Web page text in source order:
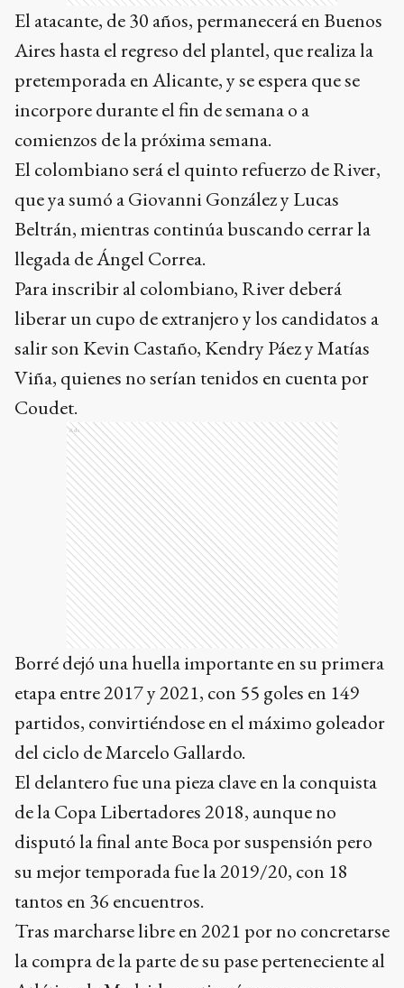
incorpore durante el fin de semana o a
comienzos de la próxima semana.
El colombiano será el quinto refuerzo de River,
que ya sumó a Giovanni González y Lucas
Beltrán, mientras continúa buscando cerrar la
llegada de Ángel Correa.
Para inscribir al colombiano, River deberá
liberar un cupo de extranjero y los candidatos a
salir son Kevin Castaño, Kendry Páez y Matías
Viña, quienes no serían tenidos en cuenta por
Coudet.
Borré dejó una huella importante en su primera
etapa entre 2017 y 2021, con 55 goles en 149
partidos, convirtiéndose en el máximo goleador
del ciclo de Marcelo Gallardo.
El delantero fue una pieza clave en la conquista
de la Copa Libertadores 2018, aunque no
disputó la final ante Boca por suspensión pero
su mejor temporada fue la 2019/20, con 18
tantos en 36 encuentros.
Tras marcharse libre en 2021 por no concretarse
la compra de la parte de su pase perteneciente al
Atlético de Madrid, continuó su carrera en
Eintracht Frankfurt, Werder Bremen e Inter de
Porto Alegre.